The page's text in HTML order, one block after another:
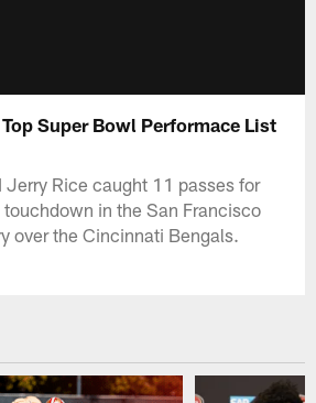
Super Bowl Performace List
Jerry Rice caught 11 passes for
in the San Francisco
over the Cincinnati Bengals.